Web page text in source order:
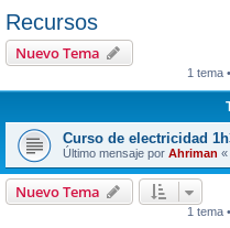
Recursos
Nuevo Tema
1 tema
Curso de electricidad
Último mensaje por Ahriman «
Nuevo Tema
1 tema